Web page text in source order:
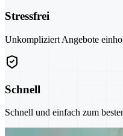
Stressfrei
Unkompliziert Angebote
Schnell
Schnell und einfach zum